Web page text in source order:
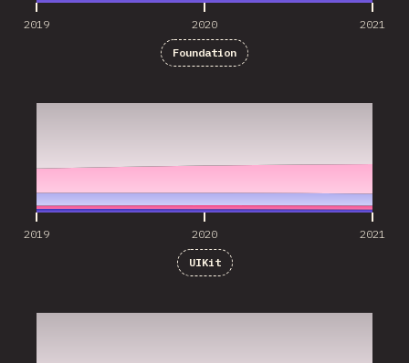
2019 2020 2021
Foundation
2019 2020 2021
UIKit